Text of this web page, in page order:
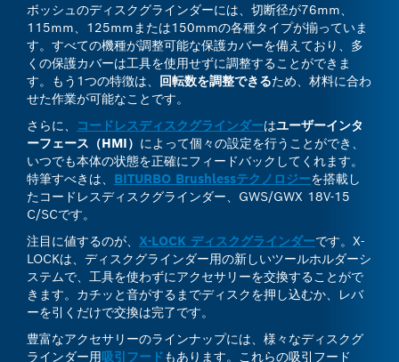
ボッシュのディスクグラインダーには、切断径が76mm、
115mm、125mmまたは150mmの各種タイプが揃っていま
す。すべての機種が調整可能な保護カバーを備えており、多
くの保護カバーは工具を使用せずに調整することができま
す。もう1つの特徴は、 回転数を調整できるため、材料に合わ
せた作業が可能なことです。
さらに、
コードレスディスクグラインダーはユーザーインタ
ーフェース（HMI） によって個々の設定を行うことができ、
いつでも本体の状態を正確にフィードバックしてくれます。
特筆すべきは、 BITURBO Brushlessテクノロジーを搭載し
たコードレスディスクグラインダー、GWS/GWX 18V-15
C/SCです。
注目に値するのが、 X-LOCK ディスクグラインダーです。X-
LOCKは、ディスクグラインダー用の新しいツールホルダーシ
ステムで、工具を使わずにアクセサリーを交換することがで
きます。カチッと音がするまでディスクを押し込むか、レバ
ーを引くだけで交換は完了です。
豊富なアクセサリーのラインナップには、様々なディスクグ
ラインダー用吸引フードもあります。これらの吸引フード